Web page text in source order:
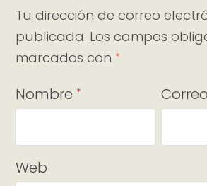
Tu dirección de correo
publicada. Los campos
marcados con *
Nombre *
Web